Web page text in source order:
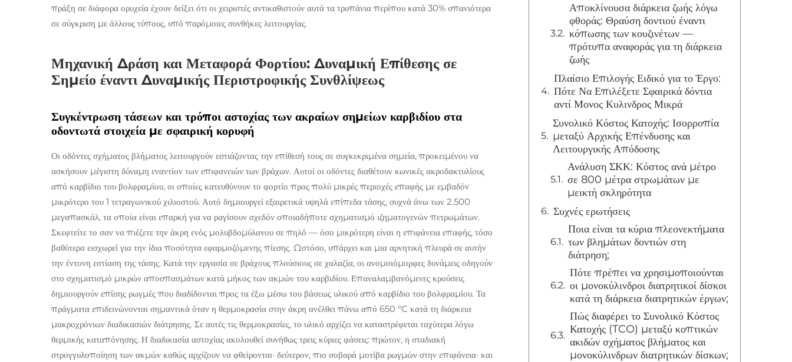
πράξη σε διάφορα ορυχεία έχουν δείξει ότι οι χειριστές αντικαθιστούν αυτά τα τρυπάνια περίπου κατά 30% σπανιότερα
σε σύγκριση με άλλους τύπους, υπό παρόμοιες συνθήκες λειτουργίας.
Μηχανική Δράση και Μεταφορά Φορτίου: Δυναμική Επίθεσης σε
Σημείο έναντι Δυναμικής Περιστροφικής Συνθλίψεως
Συγκέντρωση τάσεων και τρόποι αστοχίας των ακραίων σημείων καρβιδίου στα
οδοντωτά στοιχεία με σφαιρική κορυφή
Οι οδόντες σχήματος βλήματος λειτουργούν εστιάζοντας την επίθεσή τους σε συγκεκριμένα σημεία, προκειμένου να
ασκήσουν μέγιστη δύναμη εναντίον των επιφανειών των βράχων. Αυτοί οι οδόντες διαθέτουν κωνικές ακροδακτυλίους
από καρβίδιο του βολφραμίου, οι οποίες κατευθύνουν το φορτίο προς πολύ μικρές περιοχές επαφής με εμβαδόν
μικρότερο του 1 τετραγωνικού χιλιοστού. Αυτό δημιουργεί εξαιρετικά υψηλά επίπεδα τάσης, συχνά άνω των 2.500
μεγαπασκάλ, τα οποία είναι επαρκή για να ραγίσουν σχεδόν οποιαδήποτε σχηματισμό ιζηματογενών πετρωμάτων.
Σκεφτείτε το σαν να πιέζετε την άκρη ενός μολυβδομύλανου σε πηλό — όσο μικρότερη είναι η επιφάνεια επαφής, τόσο
βαθύτερα εισχωρεί για την ίδια ποσότητα εφαρμοζόμενης πίεσης. Ωστόσο, υπάρχει και μια αρνητική πλευρά σε αυτήν
την έντονη εστίαση της τάσης. Κατά την εργασία σε βράχους πλούσιους σε χαλαζία, οι ανομοιόμορφες δυνάμεις οδηγούν
στο σχηματισμό μικρών αποσπασμάτων κατά μήκος των ακμών του καρβιδίου. Επαναλαμβανόμενες κρούσεις
δημιουργούν επίσης ρωγμές που διαδίδονται προς τα έξω μέσω του βάσεως υλικού από καρβίδιο του βολφραμίου. Τα
πράγματα επιδεινώνονται σημαντικά όταν η θερμοκρασία στην άκρη ανέλθει πάνω από 650 °C κατά τη διάρκεια
μακροχρόνιων διαδικασιών διάτρησης. Σε αυτές τις θερμοκρασίες, το υλικό αρχίζει να καταστρέφεται ταχύτερα λόγω
θερμικής καταπόνησης. Η διαδικασία αστοχίας ακολουθεί συνήθως τρεις κύριες φάσεις: πρώτον, η σταδιακή
στρογγυλοποίηση των ακμών καθώς αρχίζουν να φθείρονται· δεύτερον, πιο σοβαρά μοτίβα ρωγμών στην επιφάνεια· και
Αποκλίνουσα διάρκεια ζωής λόγω
φθοράς: Θραύση δοντιού έναντι
κόπωσης των κουζινέτων —
πρότυπα αναφοράς για τη διάρκεια
ζωής
Πλαίσιο Επιλογής Ειδικό για το Έργο:
Πότε Να Επιλέξετε Σφαιρικά δόντια
αντί Μονος Κυλινδρος Μικρά
Συνολικό Κόστος Κατοχής: Ισορροπία
μεταξύ Αρχικής Επένδυσης και
Λειτουργικής Απόδοσης
Ανάλυση ΣΚΚ: Κόστος ανά μέτρο
σε 800 μέτρα στρωμάτων με
μεικτή σκληρότητα
Συχνές ερωτήσεις
Ποια είναι τα κύρια πλεονεκτήματα
των βλημάτων δοντιών στη
διάτρηση;
Πότε πρέπει να χρησιμοποιούνται
οι μονοκύλινδροι διατρητικοί δίσκοι
κατά τη διάρκεια διατρητικών έργων;
Πώς διαφέρει το Συνολικό Κόστος
Κατοχής (TCO) μεταξύ κοπτικών
ακιδών σχήματος βλήματος και
μονοκύλινδρων διατρητικών δίσκων;